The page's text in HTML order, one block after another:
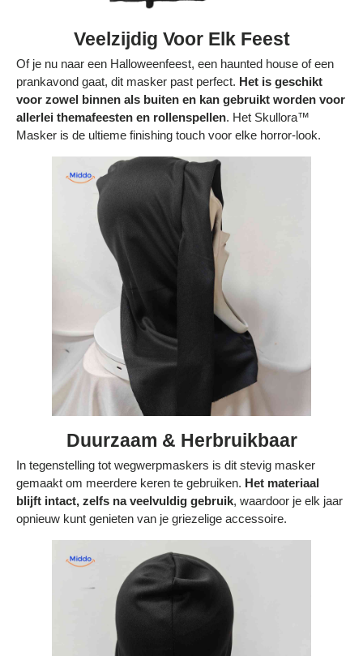
Veelzijdig Voor Elk Feest
Of je nu naar een Halloweenfeest, een haunted house of een
prankavond gaat, dit masker past perfect. Het is geschikt
voor zowel binnen als buiten en kan gebruikt worden voor
allerlei themafeesten en rollenspellen. Het Skullora™
Masker is de ultieme finishing touch voor elke horror-look.
Duurzaam & Herbruikbaar
In tegenstelling tot wegwerpmaskers is dit stevig masker
gemaakt om meerdere keren te gebruiken. Het materiaal
blijft intact, zelfs na veelvuldig gebruik, waardoor je elk jaar
opnieuw kunt genieten van je griezelige accessoire.